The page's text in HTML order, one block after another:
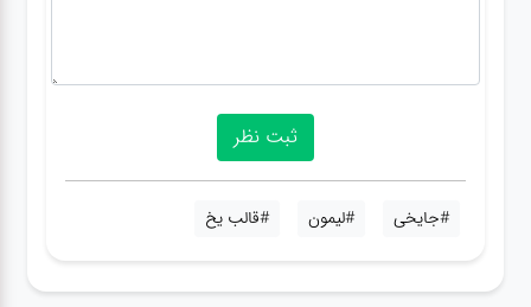
#جایخی #لیمون #قالب یخ